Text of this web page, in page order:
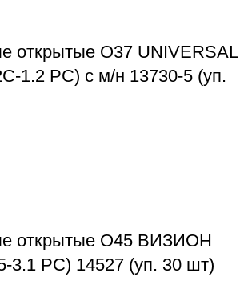
открытые О37 UNIVERSAL
1.2 PC) с м/н 13730-5 (уп.
открытые О45 ВИЗИОН
3.1 PC) 14527 (уп. 30 шт)